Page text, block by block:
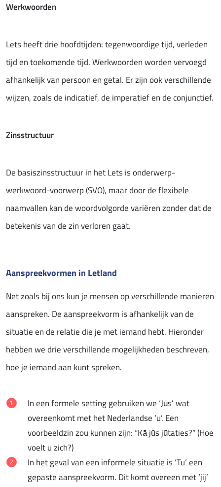
Werkwoorden
Lets heeft drie hoofdtijden: tegenwoordige tijd, verleden
tijd en toekomende tijd. Werkwoorden worden vervoegd
afhankelijk van persoon en getal. Er zijn ook verschillende
wijzen, zoals de indicatief, de imperatief en de conjunctief.
Zinsstructuur
De basiszinsstructuur in het Lets is onderwerp-
werkwoord-voorwerp (SVO), maar door de flexibele
naamvallen kan de woordvolgorde variëren zonder dat de
betekenis van de zin verloren gaat.
Aanspreekvormen in Letland
Net zoals bij ons kun je mensen op verschillende manieren
aanspreken. De aanspreekvorm is afhankelijk van de
situatie en de relatie die je met iemand hebt. Hieronder
hebben we drie verschillende mogelijkheden beschreven,
hoe je iemand aan kunt spreken.
In een formele setting gebruiken we ‘Jūs’ wat
overeenkomt met het Nederlandse ‘u’. Een
voorbeeldzin zou kunnen zijn: “Kā jūs jūtaties?” (Hoe
voelt u zich?)
In het geval van een informele situatie is ‘Tu’ een
gepaste aanspreekvorm. Dit komt overeen met ‘jij’